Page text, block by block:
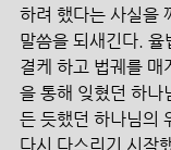
하려 했다는 사실을
말씀을 되새긴다. 율
결케 하고 법궤를
을 통해 잊혔던 하나
든 듯했던 하나님의
다시 다스리기 시작